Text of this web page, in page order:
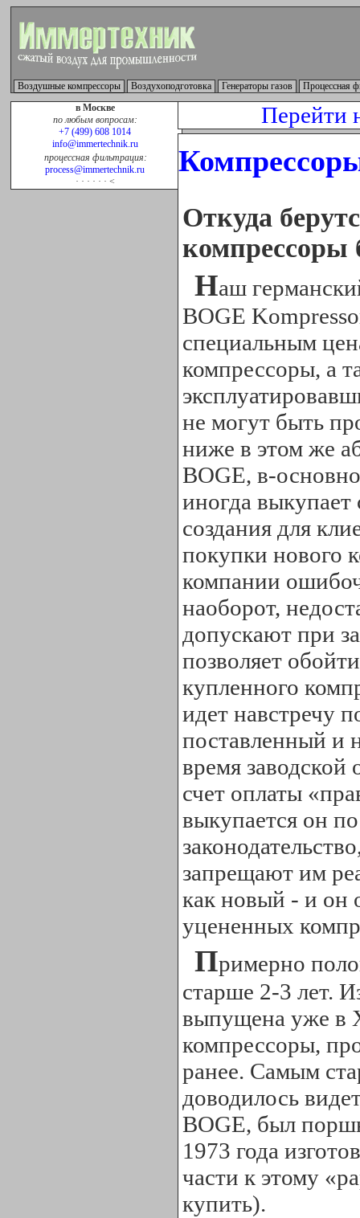
Воздушные компрессоры Воздухоподготовка Генераторы газов
Процессная
в Москве
по любым вопросам:
+7 (499) 608 1014
info@immertechnik.ru
процессная фильтрация:
process@immertechnik.ru
· · · · · · <
Перейти
Откуда
компрессоры
Наш
BOGE
специальным
компрессоры, а
не могут быть
ниже в этом же
BOGE, в-
иногда выкупает
создания для
покупки нового
компании
наоборот,
допускают при
позволяет
купленного
идет навстречу
поставленный и
время заводской
счет оплаты
выкупается он
запрещают им
как новый - и он
уцененных
Примерно
старше 2-3 лет.
выпущена уже в
компрессоры,
ранее. Самым
доводилось
BOGE, был
1973 года
части к этому
купить).